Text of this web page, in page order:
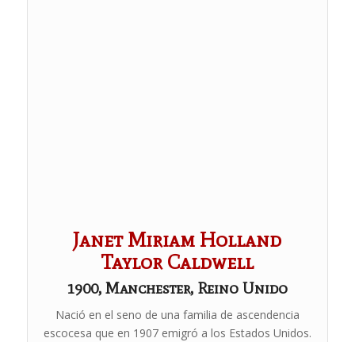
Janet Miriam Holland
Taylor Caldwell
1900, Manchester, Reino Unido
Nació en el seno de una familia de ascendencia
escocesa que en 1907 emigró a los Estados Unidos.